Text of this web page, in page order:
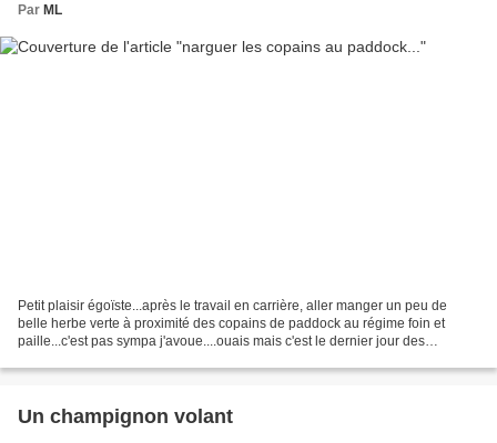
Par ML
Petit plaisir égoïste...après le travail en carrière, aller manger un peu de
belle herbe verte à proximité des copains de paddock au régime foin et
paille...c'est pas sympa j'avoue....ouais mais c'est le dernier jour des
Un champignon volant